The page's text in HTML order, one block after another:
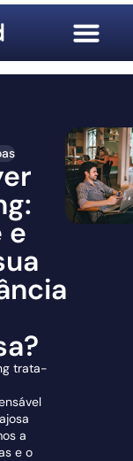
e
trata-
a
e o